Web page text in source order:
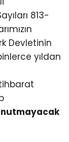
813-
Devletinin
yıldan